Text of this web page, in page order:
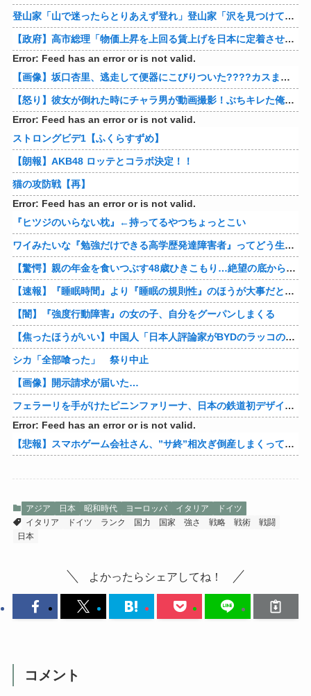
登山家「山で迷ったらとりあえず登れ」登山家「沢を見つけて下山しろ」←これ結局どっちが正解なの？
【政府】高市総理「物価上昇を上回る賃上げを日本に定着させる」 国家公務員月給3.51％増へ 人事院の勧告を受け
Error: Feed has an error or is not valid.
【画像】坂口杏里、逃走して便器にこびりついた????カスまで晒されるwww
【怒り】彼女が倒れた時にチャラ男が動画撮影！ぶちキレた俺がしたことｗｗｗｗ 他
Error: Feed has an error or is not valid.
ストロングビデ1【ふくらすずめ】
【朗報】AKB48 ロッテとコラボ決定！！
猫の攻防戦【再】
Error: Feed has an error or is not valid.
『ヒツジのいらない枕』←持ってるやつちょっとこい
ワイみたいな『勉強だけできる高学歴発達障害者』ってどう生きたらいいんや？
【驚愕】親の年金を食いつぶす48歳ひきこもり…絶望の底から家族を救ったのは『障害基礎年金』だった
【速報】『睡眠時間』より『睡眠の規則性』のほうが大事だと判明
【闇】『強度行動障害』の女の子、自分をグーパンしまくる
【焦ったほうがいい】中国人「日本人評論家がBYDのラッコの装備を褒めてるけど中国では基本的な装備やぞ…？」
シカ「全部喰った」 祭り中止
【画像】開示請求が届いた…
フェラーリを手がけたピニンファリーナ、日本の鉄道初デザイン。南海電鉄が新たな空港特急をなにわ筋線へ導入
Error: Feed has an error or is not valid.
【悲報】スマホゲーム会社さん、”サ終”相次ぎ倒産しまくってる模様
アジア 日本 昭和時代 ヨーロッパ イタリア
ドイツ
イタリア
ドイツ ランク 国力 国家 強さ 戦略 戦術
戦闘
日本
よかったらシェアしてね！
コメント